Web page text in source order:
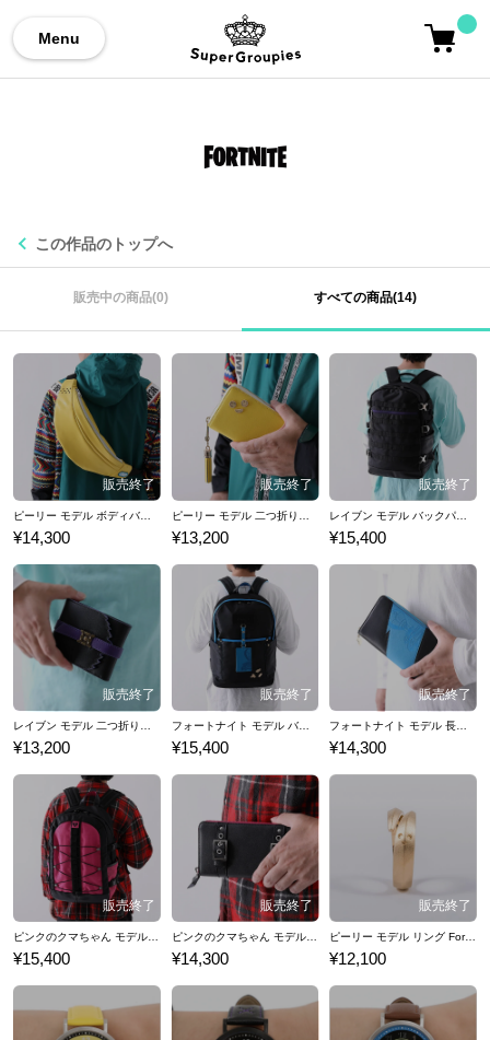
Menu
この作品のトップへ
販売中の商品(0) すべての商品(14)
¥14,300 ¥13,200 ¥15,400
レイブン モデル 二つ折り財布 Fortnite フォートナイト
¥13,200
フォートナイト モデル バックパック Fortnite
¥15,400
フォートナイト モデル 長財布 Fortnite
¥14,300
¥15,400
ピンクのクマちゃん モデル 長財布 Fortnite フォートナイト
¥14,300
ピーリー モデル リング Fortnite フォートナイト
¥12,100